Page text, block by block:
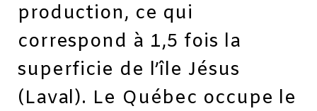
production, ce qui
correspond à 1,5 fois la
superficie de l’île Jésus
(Laval). Le Québec occupe le